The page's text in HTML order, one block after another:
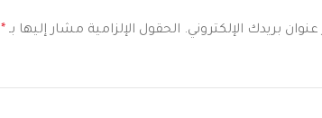
بريدك الإلكتروني. الحقول الإلزامية مشار إليها بـ*